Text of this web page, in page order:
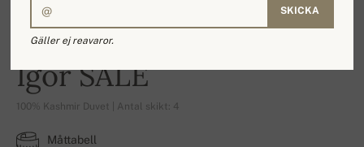
-16%
Igor SALE
100% Kashmir Duvet | Antal skikt: 4
Måttabell
SKICKA
Gäller ej reavaror.